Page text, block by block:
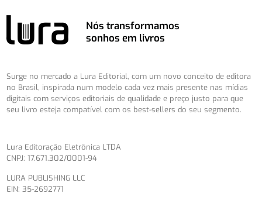
Nós transformamos
sonhos em livros
Surge no mercado a Lura Editorial, com um novo conceito de editora
no Brasil, inspirada num modelo cada vez mais presente nas mídias
digitais com serviços editoriais de qualidade e preço justo para que
seu livro esteja compatível com os best-sellers do seu segmento.
Lura Editoração Eletrônica LTDA
CNPJ: 17.671.302/0001-94
LURA PUBLISHING LLC
EIN: 35-2692771